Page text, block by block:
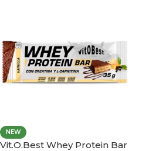
NEW
Vit.O.Best Whey Protein Bar